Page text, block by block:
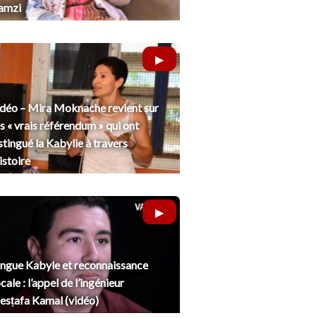
– Mira Moknache revient sur
« vrais référendum » qui ont
la Kabylie à travers
Kabyle et reconnaissance
: l’appel de l’ingénieur
Kamal (vidéo)